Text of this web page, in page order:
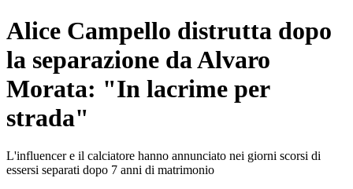
Alice Campello distrutta dopo
la separazione da Alvaro
Morata: "In lacrime per
strada"
L'influencer e il calciatore hanno annunciato nei giorni scorsi di
essersi separati dopo 7 anni di matrimonio